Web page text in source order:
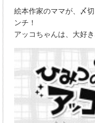
絵本作家のママが、〆
ンチ！
アッコちゃんは、大好